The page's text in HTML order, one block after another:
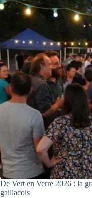
De Vert en Verre 2026 : la
gaillacois